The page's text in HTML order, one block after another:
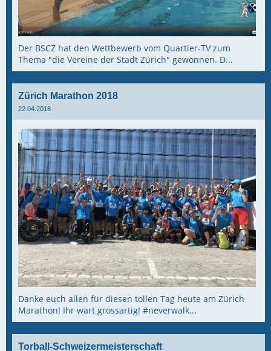
Der BSCZ hat den Wettbewerb vom Quartier-TV zum
Thema "die Vereine der Stadt Zürich" gewonnen. D...
Zürich Marathon 2018
22.04.2018
Danke euch allen für diesen tollen Tag heute am Zürich
Marathon! Ihr wart grossartig! #neverwalk...
Torball-Schweizermeisterschaft